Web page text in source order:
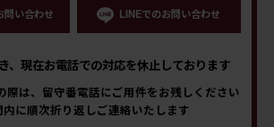
問い合わせ LINEでのお問い合わせ
、現在お電話での対応を休止しております
際は、留守番電話にご用件をお残しください
内に順次折り返しご連絡いたします